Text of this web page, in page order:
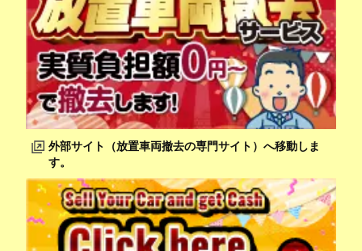
外部サイト（放置車両撤去の専門サイト）へ移動しま
す。